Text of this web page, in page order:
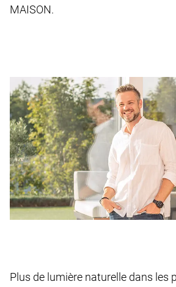
MAISON.
Plus de lumière naturelle dans les